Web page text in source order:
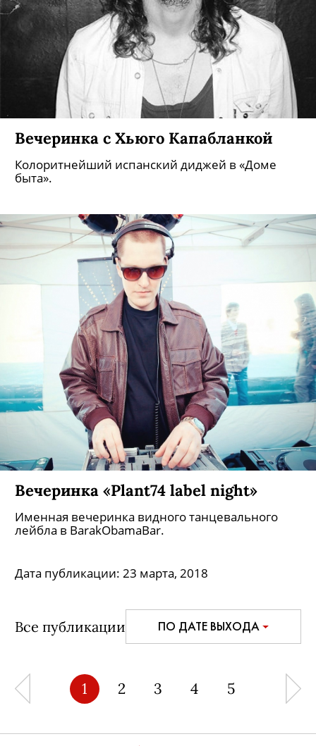
Вечеринка с Хьюго Капабланкой
Колоритнейший испанский диджей в «Доме
быта».
Вечеринка «Plant74 label night»
Именная вечеринка видного танцевального
лейбла в BarakObamaBar.
Дата публикации: 23 марта, 2018
Все публикации ПО ДАТЕ ВЫХОДА
1 2 3 4 5